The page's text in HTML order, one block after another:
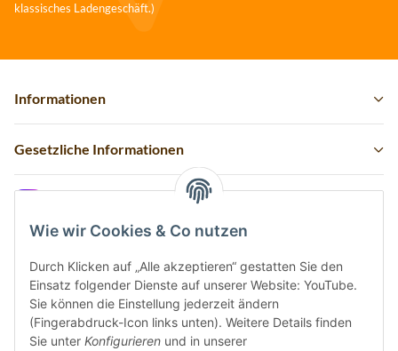
Wie wir Cookies & Co nutzen
Durch Klicken auf „Alle akzeptieren“ gestatten Sie den
Einsatz folgender Dienste auf unserer Website: YouTube.
Sie können die Einstellung jederzeit ändern
(Fingerabdruck-Icon links unten). Weitere Details finden
Sie unter Konfigurieren und in unserer
klassisches Ladengeschäft.)
Informationen
Gesetzliche Informationen
Vertrag widerrufen
Sicher bezahlen via: